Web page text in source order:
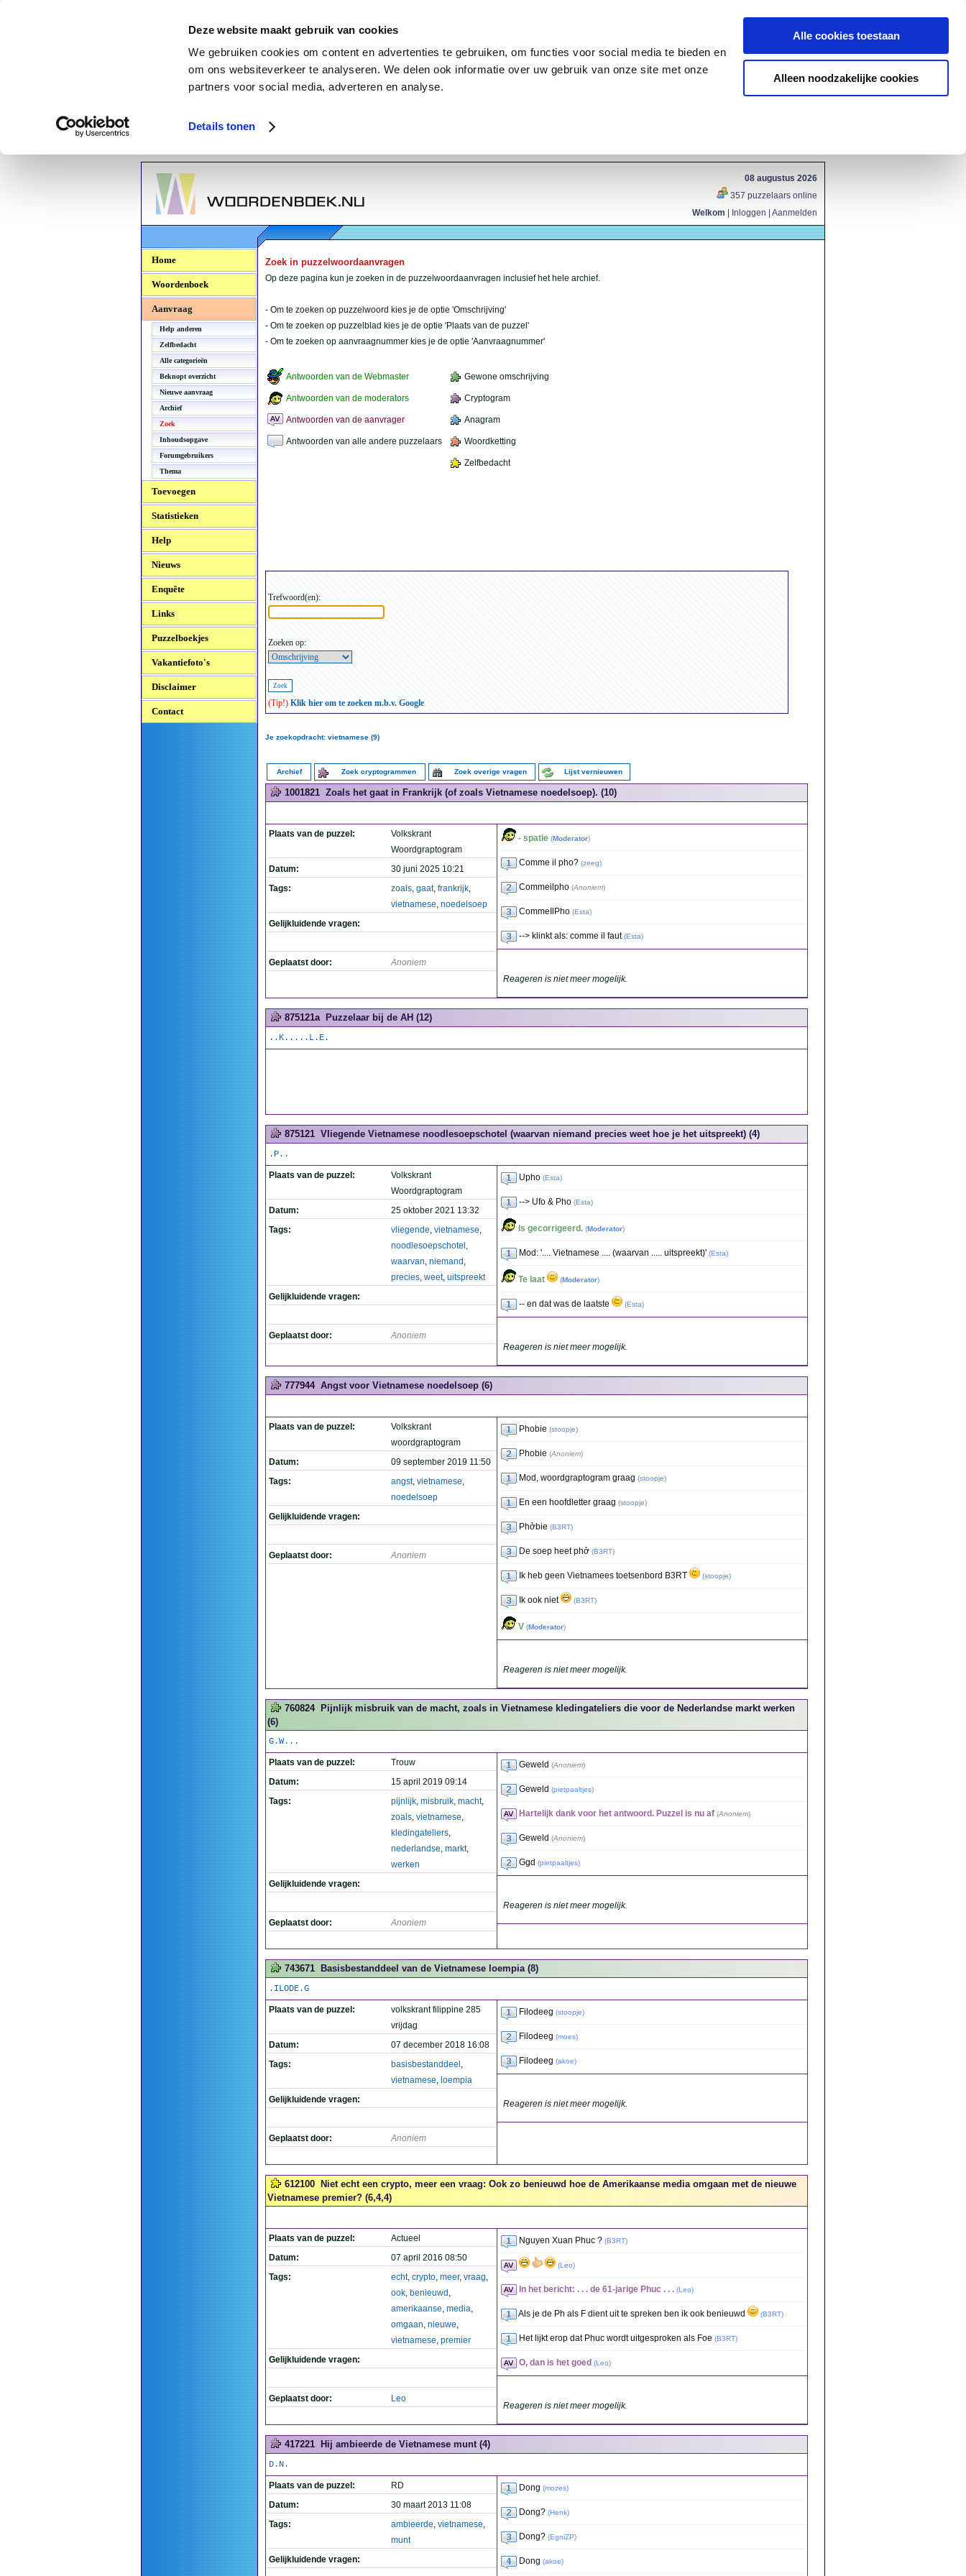
Deze website maakt gebruik van cookies
We gebruiken cookies om content en advertenties te gebruiken, om functies voor social media te bieden en
om ons websiteverkeer te analyseren. We delen ook informatie over uw gebruik van onze site met onze
partners voor social media, adverteren en analyse.
Details tonen
Alle cookies toestaan
Alleen noodzakelijke cookies
Woordenboek.NU
08 augustus 2026
357 puzzelaars online
Welkom
Inloggen Aanmelden
Home
Woordenboek
Aanvraag
Help anderen
Zelfbedacht
Alle categorieën
Beknopt overzicht
Nieuwe aanvraag
Archief
Zoek
Inhoudsopgave
Forumgebruikers
Thema
Toevoegen
Statistieken
Help
Nieuws
Enquête
Links
Puzzelboekjes
Vakantiefoto's
Disclaimer
Contact
Zoek in puzzelwoordaanvragen
Op deze pagina kun je zoeken in de puzzelwoordaanvragen inclusief het hele archief.
- Om te zoeken op puzzelwoord kies je de optie 'Omschrijving'
- Om te zoeken op puzzelblad kies je de optie 'Plaats van de puzzel'
- Om te zoeken op aanvraagnummer kies je de optie 'Aanvraagnummer'
Antwoorden van de Webmaster Gewone omschrijving
Antwoorden van de moderators Cryptogram
Antwoorden van de aanvrager Anagram
Antwoorden van alle andere puzzelaars Woordketting
Zelfbedacht
Trefwoord(en):
Zoeken op:
(Tip!) Klik hier om te zoeken m.b.v. Google
Je zoekopdracht: vietnamese (9)
Archief Zoek cryptogrammen Zoek overige vragen Lijst vernieuwen
1001821 Zoals het gaat in Frankrijk (of zoals Vietnamese noedelsoep). (10)
Plaats van de puzzel:
Volkskrant
Woordgraptogram
Datum:
30 juni 2025 10:21
Tags:
zoals, gaat, frankrijk,
vietnamese, noedelsoep
Gelijkluidende vragen:
Geplaatst door: Anoniem
- spatie (Moderator)
Comme il pho? (zeeg)
Commeilpho (Anoniem)
CommeIlPho (Esta)
--> klinkt als: comme il faut (Esta)
Reageren is niet meer mogelijk.
875121a Puzzelaar bij de AH (12)
..K.....L.E.
875121 Vliegende Vietnamese noodlesoepschotel (waarvan niemand precies weet hoe je het uitspreekt) (4)
.P..
Plaats van de puzzel:
Volkskrant
Woordgraptogram
Datum:
25 oktober 2021 13:32
Tags:
vliegende, vietnamese,
noodlesoepschotel ,
waarvan, niemand ,
precies, weet, uitspreekt
Gelijkluidende vragen:
Geplaatst door: Anoniem
Upho (Esta)
--> Ufo & Pho (Esta)
Is gecorrigeerd. (Moderator)
Mod: '.... Vietnamese .... (waarvan ..... uitspreekt)' (Esta)
Te laat (Moderator)
-- en dat was de laatste (Esta)
Reageren is niet meer mogelijk.
777944 Angst voor Vietnamese noedelsoep (6)
Plaats van de puzzel:
Volkskrant
woordgraptogram
Datum:
09 september 2019 11:50
Tags:
angst, vietnamese,
noedelsoep
Gelijkluidende vragen:
Geplaatst door: Anoniem
Phobie (stoopje)
Phobie (Anoniem)
Mod, woordgraptogram graag (stoopje)
En een hoofdletter graag (stoopje)
Phởbie (B3RT)
De soep heet phở (B3RT)
Ik heb geen Vietnamees toetsenbord B3RT (stoopje)
Ik ook niet (B3RT)
V (Moderator)
Reageren is niet meer mogelijk.
760824
Pijnlijk misbruik van de macht, zoals in Vietnamese kledingateliers die voor de Nederlandse markt werken
(6)
G.W...
Plaats van de puzzel:
Trouw
Datum:
15 april 2019 09:14
Tags:
pijnlijk, misbruik, macht,
zoals, vietnamese,
kledingateliers,
nederlandse, markt,
werken
Gelijkluidende vragen:
Geplaatst door: Anoniem
Geweld (Anoniem)
Geweld (pietpaaltjes)
Hartelijk dank voor het antwoord. Puzzel is nu af (Anoniem)
Geweld (Anoniem)
Ggd (pietpaaltjes)
Reageren is niet meer mogelijk.
743671 Basisbestanddeel van de Vietnamese loempia (8)
.ILODE.G
Plaats van de puzzel:
volkskrant filippine 285
vrijdag
Datum:
07 december 2018 16:08
Tags:
basisbestanddeel ,
vietnamese, loempia
Gelijkluidende vragen:
Geplaatst door: Anoniem
Filodeeg (stoopje)
Filodeeg (moes)
Filodeeg (akoe)
Reageren is niet meer mogelijk.
612100
Niet echt een crypto, meer een vraag: Ook zo benieuwd hoe de Amerikaanse media omgaan met de nieuwe
Vietnamese premier? (6,4,4)
Plaats van de puzzel:
Actueel
Datum:
07 april 2016 08:50
Tags:
echt, crypto, meer, vraag,
ook, benieuwd ,
amerikaanse, media,
omgaan, nieuwe,
vietnamese, premier
Gelijkluidende vragen:
Geplaatst door: Leo
Nguyen Xuan Phuc ? (B3RT)
(Leo)
In het bericht: . . . de 61-jarige Phuc . . . (Leo)
Als je de Ph als F dient uit te spreken ben ik ook benieuwd (B3RT)
Het lijkt erop dat Phuc wordt uitgesproken als Foe (B3RT)
O, dan is het goed (Leo)
Reageren is niet meer mogelijk.
417221 Hij ambieerde de Vietnamese munt (4)
D.N.
Plaats van de puzzel:
RD
Datum:
30 maart 2013 11:08
Tags:
ambieerde, vietnamese,
munt
Gelijkluidende vragen:
Dong (mozes)
Dong? (Henk)
Dong? (EgniZP)
Dong (akoe)